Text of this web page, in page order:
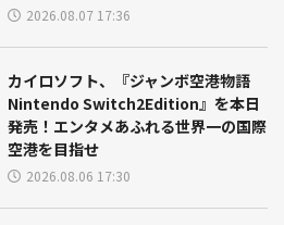
2026.08.07 17:36
カイロソフト、『ジャンボ空港物語
Nintendo Switch2Edition』を本日
発売！エンタメあふれる世界一の国際
空港を目指せ
2026.08.06 17:30